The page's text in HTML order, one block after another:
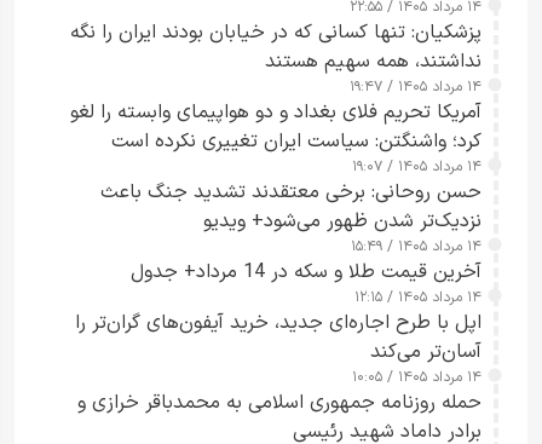
۱۴ مرداد ۱۴۰۵ / ۲۲:۵۵
پزشکیان: تنها کسانی که در خیابان بودند ایران را نگه
نداشتند، همه سهیم هستند
۱۴ مرداد ۱۴۰۵ / ۱۹:۴۷
آمریکا تحریم فلای بغداد و دو هواپیمای وابسته را لغو
کرد؛ واشنگتن: سیاست ایران تغییری نکرده است
۱۴ مرداد ۱۴۰۵ / ۱۹:۰۷
حسن روحانی: برخی معتقدند تشدید جنگ باعث
نزدیک‌تر شدن ظهور می‌شود+ ویدیو
۱۴ مرداد ۱۴۰۵ / ۱۵:۴۹
آخرین قیمت طلا و سکه در 14 مرداد+ جدول
۱۴ مرداد ۱۴۰۵ / ۱۲:۱۵
اپل با طرح اجاره‌ای جدید، خرید آیفون‌های گران‌تر را
آسان‌تر می‌کند
۱۴ مرداد ۱۴۰۵ / ۱۰:۰۵
حمله روزنامه جمهوری اسلامی به محمدباقر خرازی و
برادر داماد شهید رئیسی